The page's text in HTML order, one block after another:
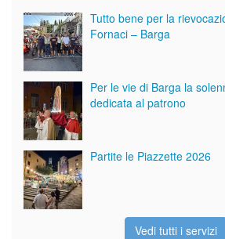
Tutto bene per la
Fornaci – Barga
Per le vie di Barga la
dedicata al patrono
Partite le Piazzette 2026
Vedi tutti i servizi